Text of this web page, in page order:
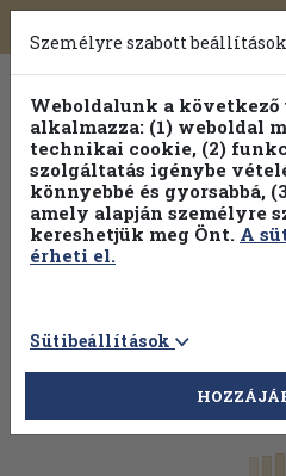
Toggle
navigation
Személyre szabott beállítások
Weboldalunk a
alkalmazza: (1) weboldal
technikai cookie, (2)
szolgáltatás igénybe
könnyebbé és gyorsabbá,
amely alapján személyre
kereshetjük meg Önt. A
érheti el.
Sütibeállítások